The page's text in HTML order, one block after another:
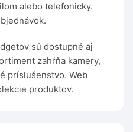
alebo telefonicky.
sú dostupné aj
zahŕňa kamery,
príslušenstvo. Web
produktov.